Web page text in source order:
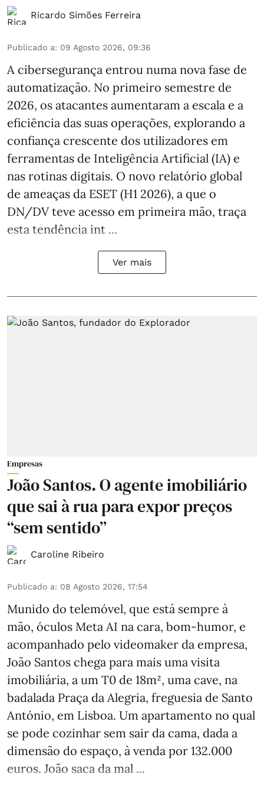
Ricardo Simões Ferreira
Publicado a: 09 Agosto 2026, 09:36
A cibersegurança entrou numa nova fase de
automatização. No primeiro semestre de
2026, os atacantes aumentaram a escala e a
eficiência das suas operações, explorando a
confiança crescente dos utilizadores em
ferramentas de Inteligência Artificial (IA) e
nas rotinas digitais. O novo relatório global
de ameaças da ESET (H1 2026), a que o
DN/DV teve acesso em primeira mão, traça
esta tendência int ...
Ver mais
Empresas
João Santos. O agente imobiliário
que sai à rua para expor preços
“sem sentido”
Caroline Ribeiro
Publicado a: 08 Agosto 2026, 17:54
Munido do telemóvel, que está sempre à
mão, óculos Meta AI na cara, bom-humor, e
acompanhado pelo videomaker da empresa,
João Santos chega para mais uma visita
imobiliária, a um T0 de 18m², uma cave, na
badalada Praça da Alegria, freguesia de Santo
António, em Lisboa. Um apartamento no qual
se pode cozinhar sem sair da cama, dada a
dimensão do espaço, à venda por 132.000
euros. João saca da mal ...